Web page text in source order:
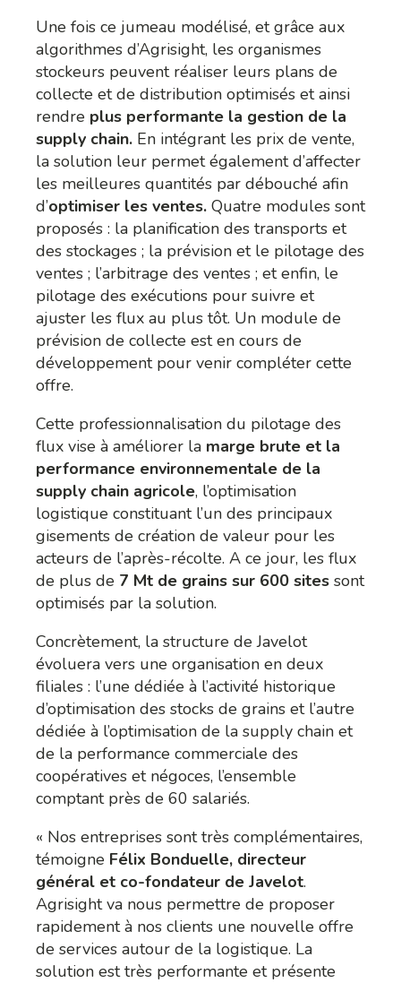
Une fois ce jumeau modélisé, et grâce aux
algorithmes d’Agrisight, les organismes
stockeurs peuvent réaliser leurs plans de
collecte et de distribution optimisés et ainsi
rendre plus performante la gestion de la
supply chain. En intégrant les prix de vente,
la solution leur permet également d’affecter
les meilleures quantités par débouché afin
d’optimiser les ventes. Quatre modules sont
proposés : la planification des transports et
des stockages ; la prévision et le pilotage des
ventes ; l’arbitrage des ventes ; et enfin, le
pilotage des exécutions pour suivre et
ajuster les flux au plus tôt. Un module de
prévision de collecte est en cours de
développement pour venir compléter cette
offre.
Cette professionnalisation du pilotage des
flux vise à améliorer la marge brute et la
performance environnementale de la
supply chain agricole, l’optimisation
logistique constituant l’un des principaux
gisements de création de valeur pour les
acteurs de l’après-récolte. A ce jour, les flux
de plus de 7 Mt de grains sur 600 sites sont
optimisés par la solution.
Concrètement, la structure de Javelot
évoluera vers une organisation en deux
filiales : l’une dédiée à l’activité historique
d’optimisation des stocks de grains et l’autre
dédiée à l’optimisation de la supply chain et
de la performance commerciale des
coopératives et négoces, l’ensemble
comptant près de 60 salariés.
« Nos entreprises sont très complémentaires,
témoigne Félix Bonduelle, directeur
général et co-fondateur de Javelot.
Agrisight va nous permettre de proposer
rapidement à nos clients une nouvelle offre
de services autour de la logistique. La
solution est très performante et présente